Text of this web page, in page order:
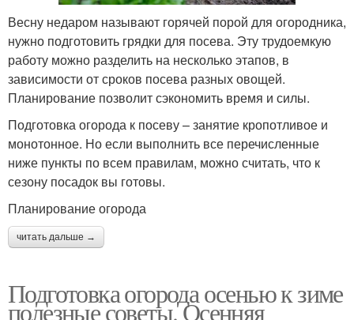
Весну недаром называют горячей порой для огородника,
нужно подготовить грядки для посева. Эту трудоемкую
работу можно разделить на несколько этапов, в
зависимости от сроков посева разных овощей.
Планирование позволит сэкономить время и силы.
Подготовка огорода к посеву – занятие кропотливое и
монотонное. Но если выполнить все перечисленные
ниже пункты по всем правилам, можно считать, что к
сезону посадок вы готовы.
Планирование огорода
читать дальше →
Подготовка огорода осенью к зиме
полезные советы. Осенняя